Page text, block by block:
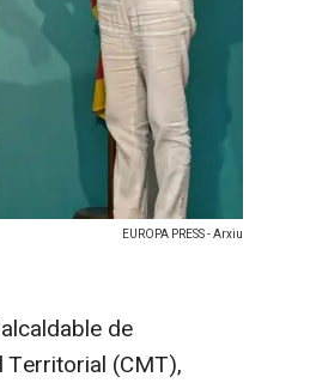
EUROPA PRESS - Arxiu
de
(CMT),